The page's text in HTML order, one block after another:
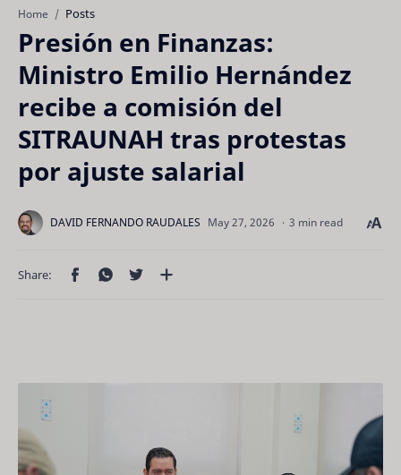
Home Posts
Presión en Finanzas:
Ministro Emilio Hernández
recibe a comisión del
SITRAUNAH tras protestas
por ajuste salarial
3 min read